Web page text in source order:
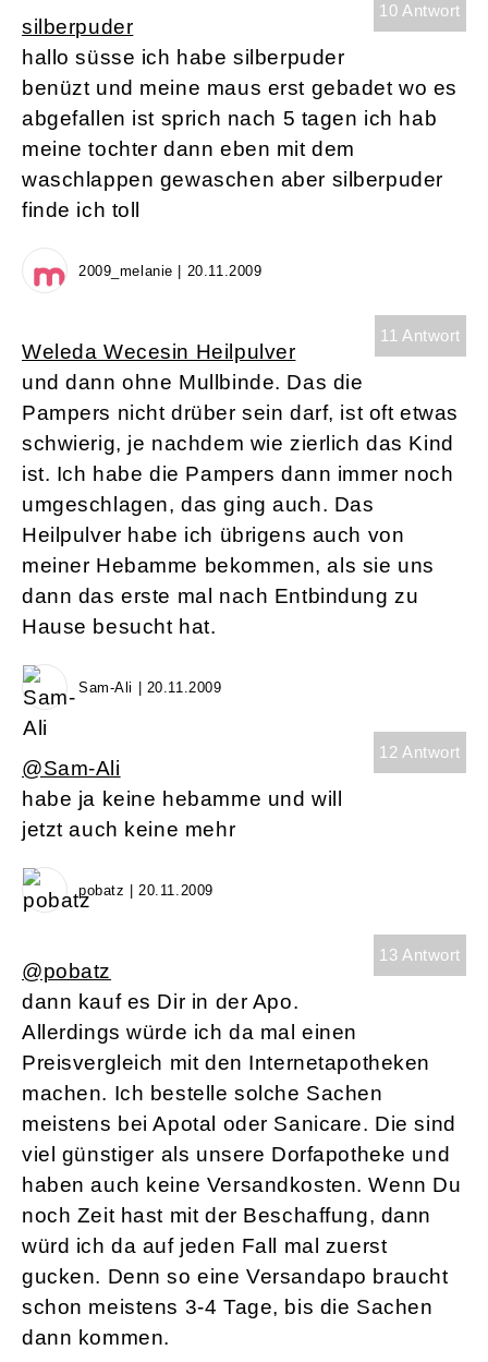
10 Antwort
silberpuder
hallo süsse ich habe silberpuder
benüzt und meine maus erst gebadet wo es
abgefallen ist sprich nach 5 tagen ich hab
meine tochter dann eben mit dem
waschlappen gewaschen aber silberpuder
finde ich toll
2009_melanie | 20.11.2009
11 Antwort
Weleda Wecesin Heilpulver
und dann ohne Mullbinde. Das die
Pampers nicht drüber sein darf, ist oft etwas
schwierig, je nachdem wie zierlich das Kind
ist. Ich habe die Pampers dann immer noch
umgeschlagen, das ging auch. Das
Heilpulver habe ich übrigens auch von
meiner Hebamme bekommen, als sie uns
dann das erste mal nach Entbindung zu
Hause besucht hat.
Sam-Ali | 20.11.2009
12 Antwort
@Sam-Ali
habe ja keine hebamme und will
jetzt auch keine mehr
pobatz | 20.11.2009
13 Antwort
@pobatz
dann kauf es Dir in der Apo.
Allerdings würde ich da mal einen
Preisvergleich mit den Internetapotheken
machen. Ich bestelle solche Sachen
meistens bei Apotal oder Sanicare. Die sind
viel günstiger als unsere Dorfapotheke und
haben auch keine Versandkosten. Wenn Du
noch Zeit hast mit der Beschaffung, dann
würd ich da auf jeden Fall mal zuerst
gucken. Denn so eine Versandapo braucht
schon meistens 3-4 Tage, bis die Sachen
dann kommen.